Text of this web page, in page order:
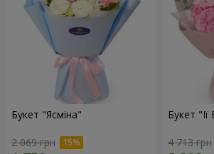
Букет "Ясміна"
2 069 грн
Букет
4 713 грн